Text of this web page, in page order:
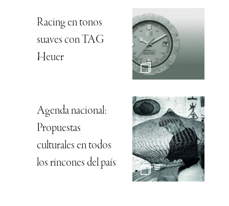
Racing en tonos
suaves con TAG
Heuer
Agenda nacional:
Propuestas
culturales en todos
los rincones del país